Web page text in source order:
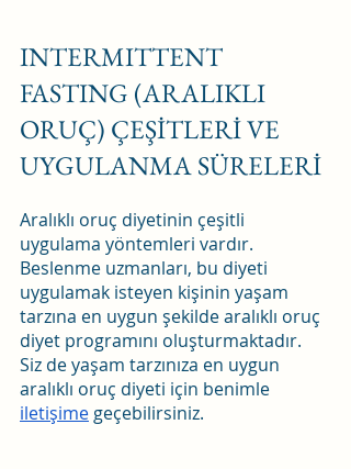
INTERMITTENT
FASTING (ARALIKLI
ORUÇ) ÇEŞİTLERİ VE
UYGULANMA SÜRELERİ
Aralıklı oruç diyetinin çeşitli
uygulama yöntemleri vardır.
Beslenme uzmanları, bu diyeti
uygulamak isteyen kişinin yaşam
tarzına en uygun şekilde aralıklı oruç
diyet programını oluşturmaktadır.
Siz de yaşam tarzınıza en uygun
aralıklı oruç diyeti için benimle
iletişime geçebilirsiniz.